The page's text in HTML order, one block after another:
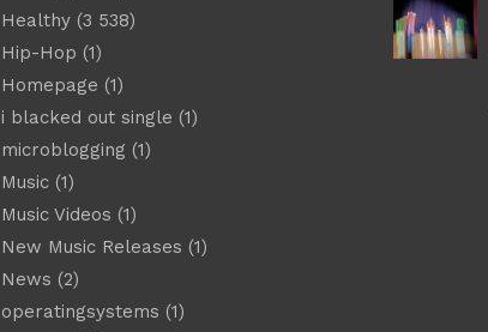
Healthy(3 538)
Hip-Hop (1)
Homepage (1)
i blacked out single (1)
microblogging (1)
Music(1)
Music Videos (1)
New Music Releases (1)
News (2)
operatingsystems (1)